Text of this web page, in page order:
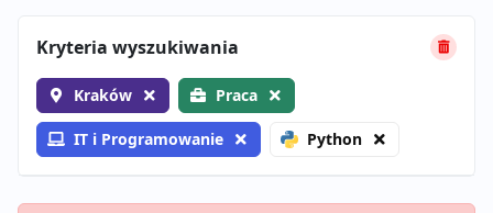
Kryteria wyszukiwania
Kraków Praca
IT i Programowanie Python